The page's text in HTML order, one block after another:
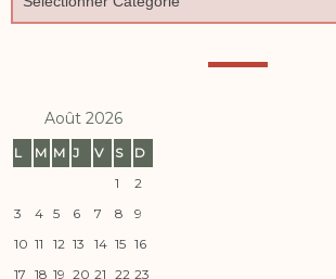
Août 2026
L M M J V S
D
1
2
3
4 5 6 7 8
9
10 11 12 13 14 15 16
17 18 19 20 21 22 23